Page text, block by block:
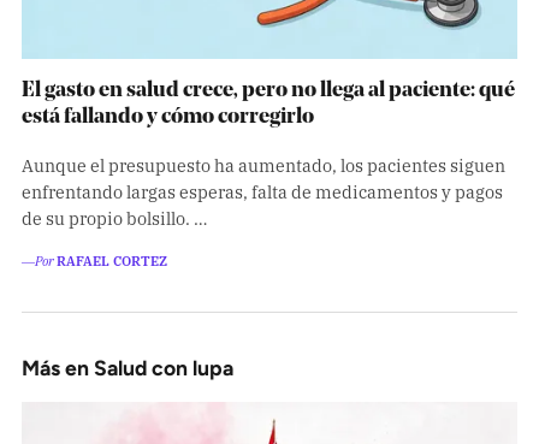
El gasto en salud crece, pero no llega al paciente: qué
está fallando y cómo corregirlo
Aunque el presupuesto ha aumentado, los pacientes siguen
enfrentando largas esperas, falta de medicamentos y pagos
de su propio bolsillo. …
―PorRAFAEL CORTEZ
Más en Salud con lupa